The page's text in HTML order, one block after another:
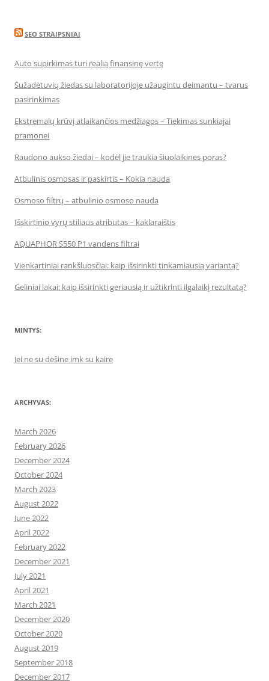
SEO STRAIPSNIAI
Auto supirkimas turi realią finansinę vertę
Sužadėtuvių žiedas su laboratorijoje užaugintu deimantu – tvarus
pasirinkimas
Ekstremalų krūvį atlaikančios medžiagos – Tiekimas sunkiajai
pramonei
Raudono aukso žiedai – kodėl jie traukia šiuolaikines poras?
Atbulinis osmosas ir paskirtis – Kokia nauda
Osmoso filtrų – atbulinio osmoso nauda
Išskirtinio vyrų stiliaus atributas – kaklaraištis
AQUAPHOR S550 P1 vandens filtrai
Vienkartiniai rankšluosčiai: kaip išsirinkti tinkamiausią variantą?
Geliniai lakai: kaip išsirinkti geriausią ir užtikrinti ilgalaikį rezultatą?
MINTYS:
Jei ne su dešine imk su kaire
ARCHYVAS:
March 2026
February 2026
December 2024
October 2024
March 2023
August 2022
June 2022
April 2022
February 2022
December 2021
July 2021
April 2021
March 2021
December 2020
October 2020
August 2019
September 2018
December 2017